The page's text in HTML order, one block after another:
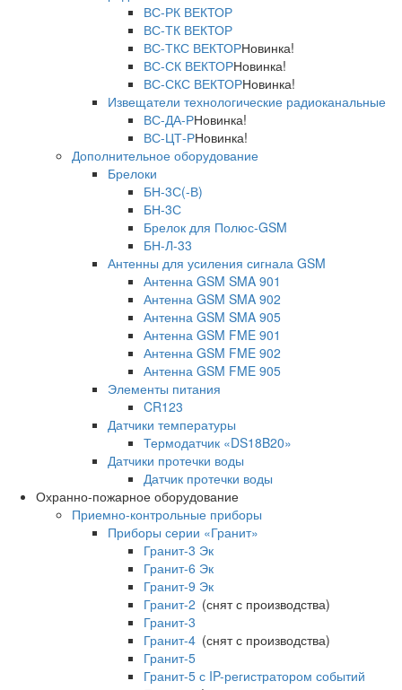
ВС-РК ВЕКТОР
ВС-ТК ВЕКТОР
ВС-ТКС ВЕКТОРНовинка!
ВС-СК ВЕКТОРНовинка!
ВС-СКС ВЕКТОРНовинка!
Извещатели технологические радиоканальные
ВС-ДА-РНовинка!
ВС-ЦТ-РНовинка!
Дополнительное оборудование
Брелоки
БН-3С(-В)
БН-3С
Брелок для Полюс-GSM
БН-Л-33
Антенны для усиления сигнала GSM
Антенна GSM SMA 901
Антенна GSM SMA 902
Антенна GSM SMA 905
Антенна GSM FME 901
Антенна GSM FME 902
Антенна GSM FME 905
Элементы питания
CR123
Датчики температуры
Термодатчик «DS18B20»
Датчики протечки воды
Датчик протечки воды
Охранно-пожарное оборудование
Приемно-контрольные приборы
Приборы серии «Гранит»
Гранит-3 Эк
Гранит-6 Эк
Гранит-9 Эк
Гранит-2 (снят с производства)
Гранит-3
Гранит-4 (снят с производства)
Гранит-5
Гранит-5 с IP-регистратором событий